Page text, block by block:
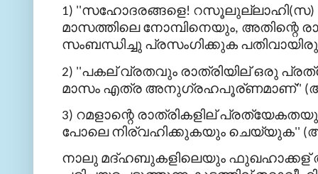
1) ''സഹോദരങ്ങളെ! റസൂലുല്ലാഹി(സ)
മാസത്തിലെ നോമ്പിനെയും, അതിന്റെ
സംബന്ധിച്ചു പ്രസംഗിക്കുക
2) ''പകല് വ്രതവും രാത്രിയില് ഒരു
മാസം എത്ര അനുഗ്രഹപൂര്ണമാണ്'' (
3) റമളാന്റെ രാത്രികളില്
പോലെ നിര്വഹിക്കുകയും ചെയ്യുക'' (
നാലു മദ്ഹബുകളിലെയും ഫുഖഹാക്കള്